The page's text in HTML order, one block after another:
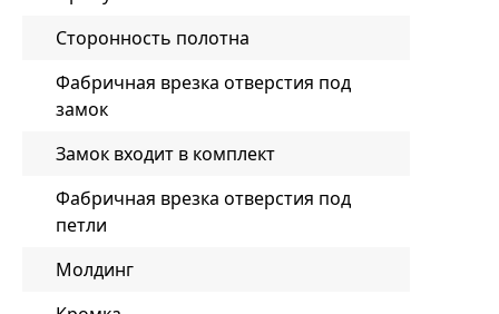
Сторонность полотна
Фабричная врезка отверстия под
замок
Замок входит в комплект
Фабричная врезка отверстия под
петли
Молдинг